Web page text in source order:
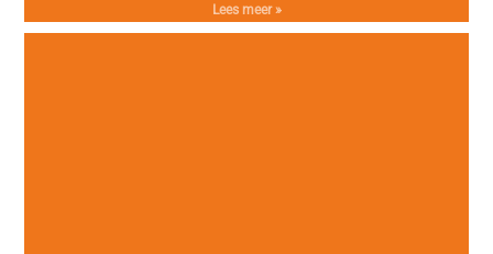
Lees meer »